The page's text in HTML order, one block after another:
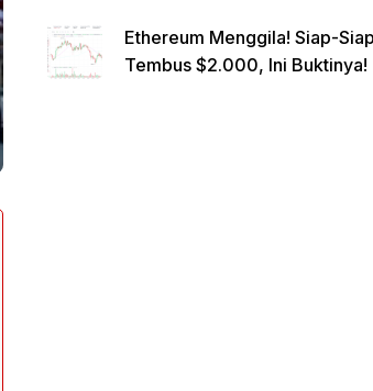
rk
Gande
Ethereum Menggila! Siap-Siap
Tembus $2.000, Ini Buktinya!